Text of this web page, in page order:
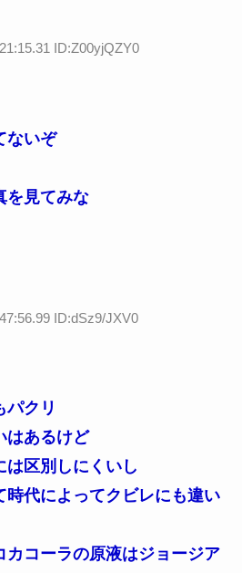
ID:Z00yjQZY0
ないぞ
を見てみな
ID:dSz9/JXV0
パクリ
はあるけど
は区別しにくいし
時代によってクビレにも違い
カコーラの原液はジョージア